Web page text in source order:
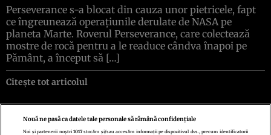
Perseverance s-a blocat din cauza unor pietricele, fapt
ce îngreunează operațiunile derulate de NASA pe
planeta Marte. Roverul Perseverance, care colectează
mostre de rocă pentru a le readuce cândva înapoi pe
Pământ, a început să […]
Citește tot articolul
Nouă ne pasă ca datele tale personale să rămână confidențiale
Noi și partenerii noștri1017 stocăm și/sau accesăm informații pe dispozitivul dvs., precum identificatorii